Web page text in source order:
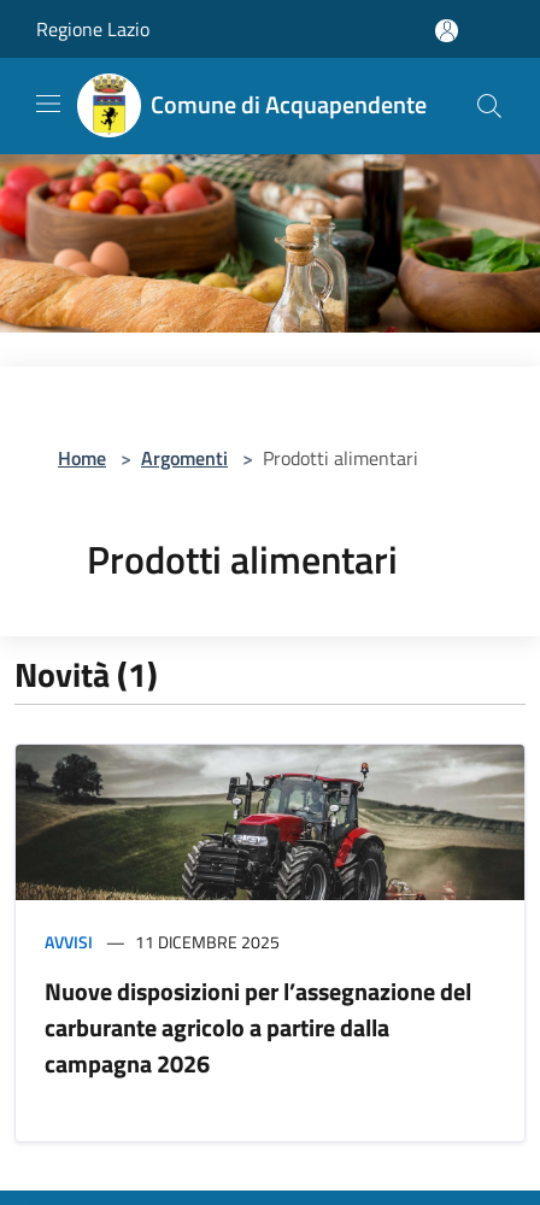
Regione Lazio
Comune di Acquapendente
Home > Argomenti > Prodotti alimentari
Prodotti alimentari
Novità (1)
AVVISI 11 DICEMBRE 2025
Nuove disposizioni per l’assegnazione del
carburante agricolo a partire dalla
campagna 2026